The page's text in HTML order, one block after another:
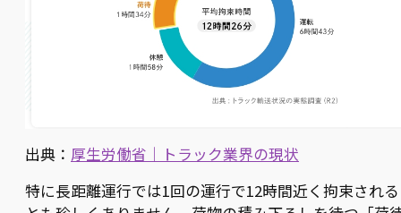
出典： 厚生労働省｜トラック業界の現状
特に長距離運行では1回の運行で12時間近く拘束され